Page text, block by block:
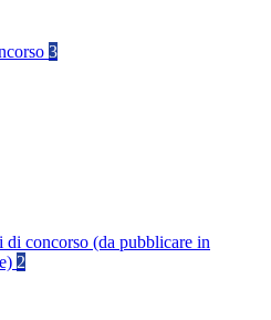
3
di concorso (da pubblicare in
2